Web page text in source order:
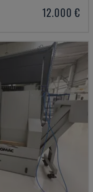
12.000 €